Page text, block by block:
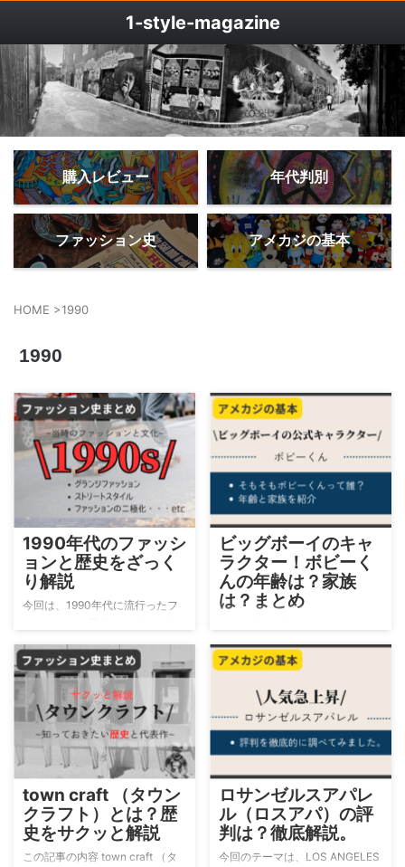
1‐style-magazine
購入レビュー 年代判別
ファッション史 アメカジの基本
HOME >1990
1990
1990年代のファッシ
ョンと歴史をざっく
り解説
今回は、1990年代に流行ったフ
特に1990年代は、グランジロッ
ク、ヒップホップ、ストリートフ
ァッションが流行した時代だと言
われています。 90年代に流行し
たファッション グランジファッ
ション HIP-HOPファッション ス
トリートファッション グランジ
ファッション 1990年代前半に流
行したグランジロック 語源は、
グランジ(Grunge：汚れた)という
俗語です。 特徴は、古着のネル
シャツやカーディガン、穴の開い
ビッグボーイのキャ
ラクター！ボビーく
んの年齢は？家族
は？まとめ
キャラクターであるボビーくんに
関する知識 雑学多めの内容とな
magazine.com/brand-list-
bigboy-second/ そもそもビッグ
ボーイって何？ カリフォルニア
州で創業したファミリーレストラ
です。 日本の運営は、株式会社
ビッグボーイジャパンがしてお
り、店舗数は、現在、226店舗あ
ります。 ビックボーイとボビー
くんの名前の由来 1936年に創業
town craft （タウン
クラフト）とは？歴
史をサクッと解説
この記事の内容 town craft （タ
ロサンゼルスアパレ
ル（ロスアパ）の評
判は？徹底解説。
今回のテーマは、LOS ANGELES